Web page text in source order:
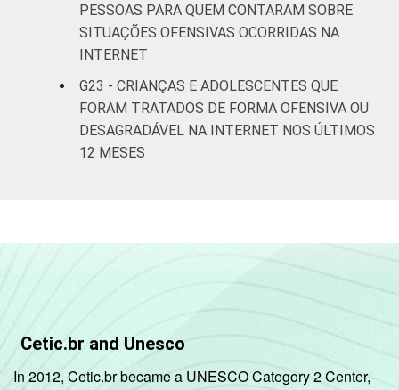
PESSOAS PARA QUEM CONTARAM SOBRE
SITUAÇÕES OFENSIVAS OCORRIDAS NA
INTERNET
G23 - CRIANÇAS E ADOLESCENTES QUE
FORAM TRATADOS DE FORMA OFENSIVA OU
DESAGRADÁVEL NA INTERNET NOS ÚLTIMOS
12 MESES
Cetic.br and Unesco
In 2012, Cetic.br became a UNESCO Category 2 Center,